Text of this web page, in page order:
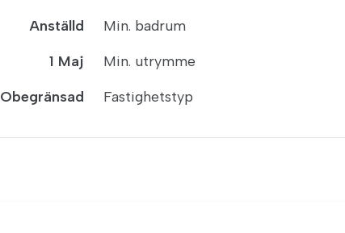
Anställd
1 Maj
Obegränsad
Min. badrum
Min. utrymme
Fastighetstyp